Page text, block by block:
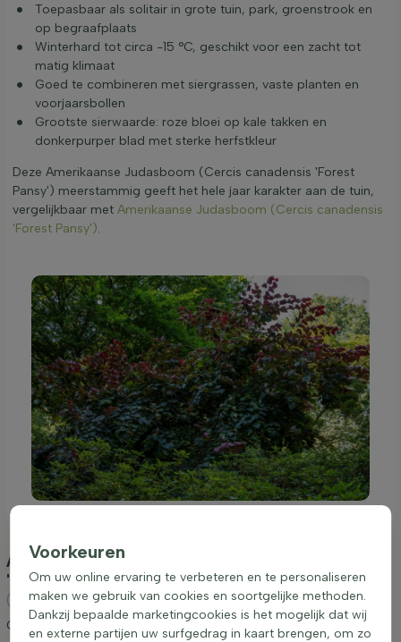
Toepasbaar als solitair in grote tuin, park, groenstrook en
op begraafplaats
Winterhard tot circa -15 °C, geschikt voor een zacht tot
matig klimaat
Goed te combineren met siergrassen, vaste planten en
voorjaarsbollen
Grootste sierwaarde: roze bloei op kale takken en
donkerpurper blad met sterke herfstkleur
Deze Amerikaanse Judasboom (Cercis canadensis 'Forest
Pansy') meerstammig geeft het hele jaar karakter aan de tuin,
vergelijkbaar met Amerikaanse Judasboom (Cercis canadensis
'Forest Pansy').
Aanplanten & verzorging Cercis canadensis
'Forest Pansy' meerstammig 200-250
(Amerikaanse Judasboom)
Graag geven wij een aantal tips betreffende het aanplanten en
Voorkeuren
Om uw online ervaring te verbeteren en te personaliseren
maken we gebruik van cookies en soortgelijke methoden.
Dankzij bepaalde marketingcookies is het mogelijk dat wij
en externe partijen uw surfgedrag in kaart brengen, om zo